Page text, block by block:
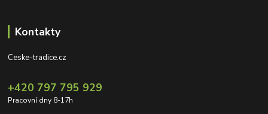
Kontakty
Ceske-tradice.cz
+420 797 795 929
Pracovní dny 8-17h